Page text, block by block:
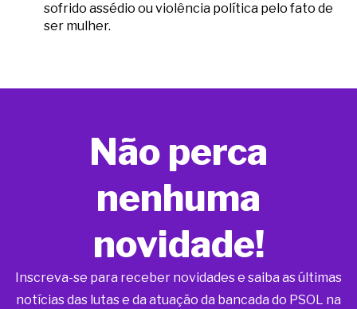
sofrido assédio ou violência política pelo fato de
ser mulher.
Não perca
nenhuma
novidade!
Inscreva-se para receber novidades e saiba as últimas
notícias das lutas e da atuação da bancada do PSOL na